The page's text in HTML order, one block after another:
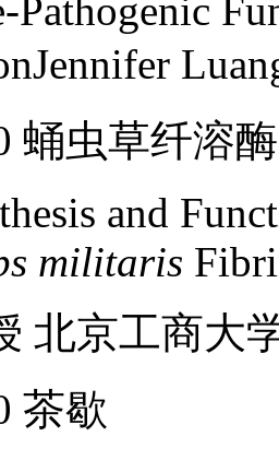
Pathogenic
nJennifer
蛹虫草纤溶
and
militaris
北京工商大
茶歇